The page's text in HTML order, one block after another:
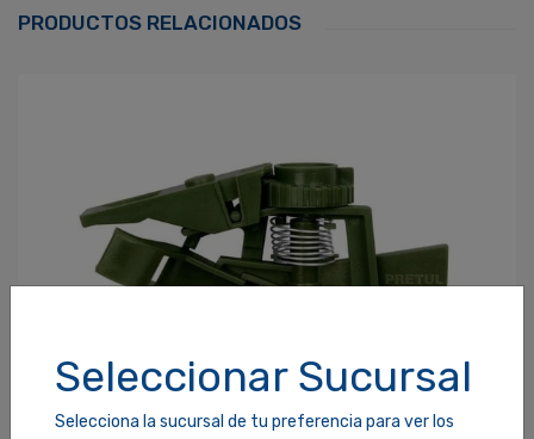
Seleccionar Sucursal
Selecciona la sucursal de tu preferencia para ver los
¿Olvidaste tu Contraseña?
Recordarme ACCEDER
PRODUCTOS RELACIONADOS